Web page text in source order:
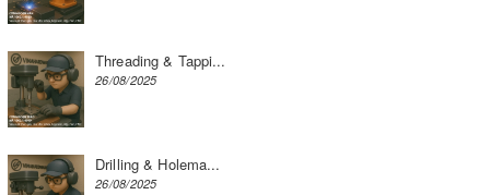
Threading & Tappi...
26/08/2025
Drilling & Holema...
26/08/2025